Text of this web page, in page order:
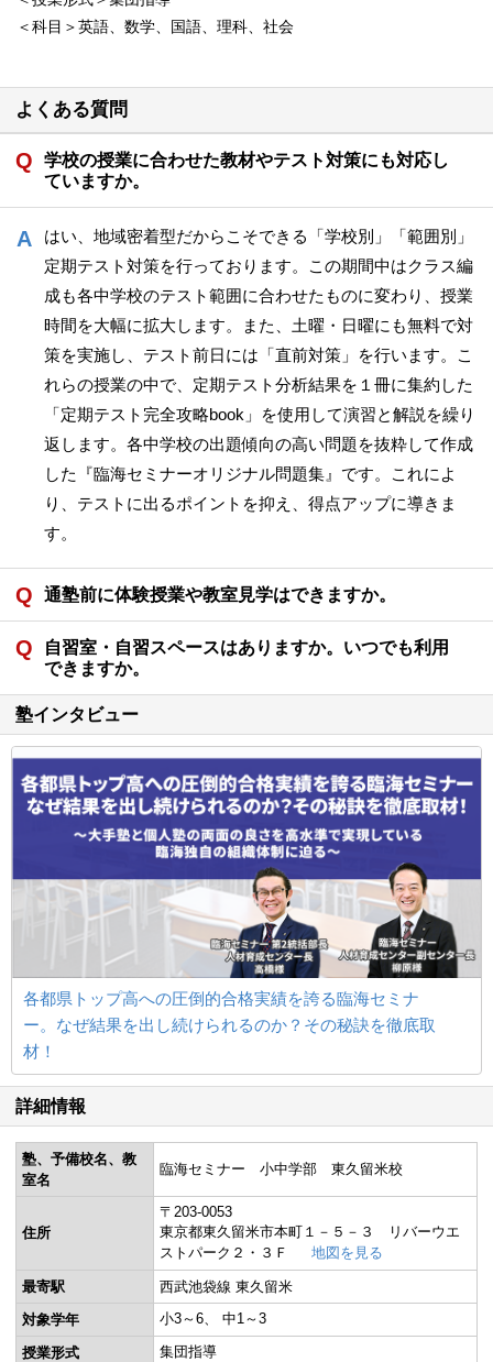
＜科目＞英語、数学、国語、理科、社会
よくある質問
学校の授業に合わせた教材やテスト対策にも対応し
ていますか。
はい、地域密着型だからこそできる「学校別」「範囲別」
定期テスト対策を行っております。この期間中はクラス編
成も各中学校のテスト範囲に合わせたものに変わり、授業
時間を大幅に拡大します。また、土曜・日曜にも無料で対
策を実施し、テスト前日には「直前対策」を行います。こ
れらの授業の中で、定期テスト分析結果を１冊に集約した
「定期テスト完全攻略book」を使用して演習と解説を繰り
返します。各中学校の出題傾向の高い問題を抜粋して作成
した『臨海セミナーオリジナル問題集』です。これによ
り、テストに出るポイントを抑え、得点アップに導きま
す。
通塾前に体験授業や教室見学はできますか。
自習室・自習スペースはありますか。いつでも利用
できますか。
塾インタビュー
各都県トップ高への圧倒的合格実績を誇る臨海セミナ
ー。なぜ結果を出し続けられるのか？その秘訣を徹底取
材！
詳細情報
塾、予備校名、教
室名
臨海セミナー 小中学部 東久留米校
住所
〒203-0053
東京都東久留米市本町１－５－３ リバーウエ
ストパーク２・３Ｆ
地図を見る
最寄駅
西武池袋線 東久留米
対象学年
小3～6 中1～3
授業形式 集団指導